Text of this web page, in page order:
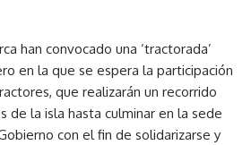
han convocado una ‘tractorada’
en la que se espera la participación
que realizarán un recorrido
de la isla hasta culminar en la sede
con el fin de solidarizarse y